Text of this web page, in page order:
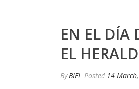
EN EL DÍA
EL
ByBIFI Posted 14